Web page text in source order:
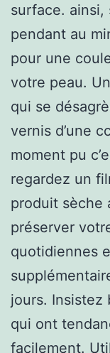
surface.
pendant au
pour une
votre peau.
qui se
vernis d’une
moment pu
regardez un
produit sèche
préserver
quotidiennes
jours. Insistez
qui ont
facilement.